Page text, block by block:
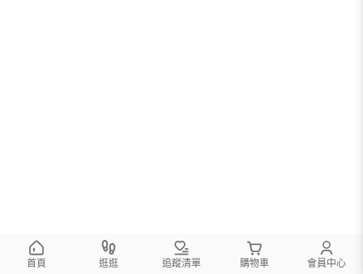
首頁 逛逛 追蹤清單 購物車 會員中心